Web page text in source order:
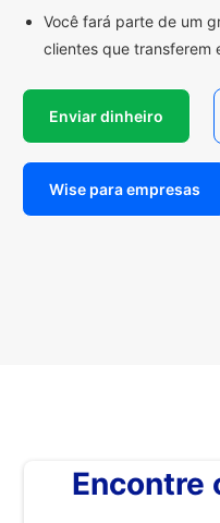
Você fará parte de um
clientes que transferem
Enviar dinheiro
Wise para empresas
Encontre